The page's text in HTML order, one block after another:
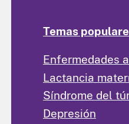
Temas
Enfermedades
Lactancia
Síndrome del
Depresión